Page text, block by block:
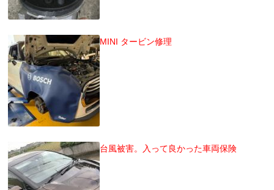
MINI タービン修理
台風被害。入って良かった車両保険